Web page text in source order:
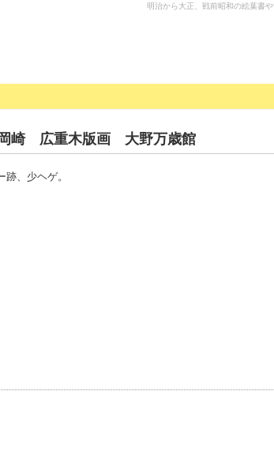
明治から大正、戦前昭和の絵葉書
崎 広重木版画 大野万歳館
、少ヘゲ。